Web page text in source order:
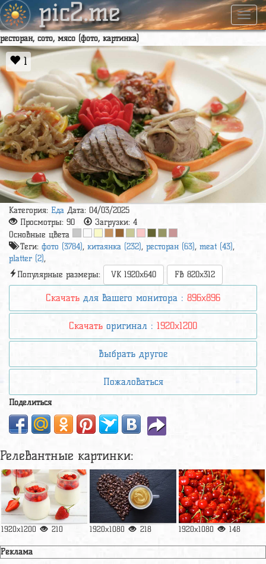
pic2.me
ресторан, сото, мясо (фото, картинка)
1
Категория: Еда Дата: 04/03/2025
Просмотры: 90 Загрузки: 4
Основные цвета
Теги: фото (3784), китаянка (232), ресторан (63), meat (43),
platter (2),
Популярные размеры:
VK 1920x640 FB 820x312
Скачать для вашего монитора : 896x896
Скачать оригинал : 1920x1200
Выбрать другое
Пожаловаться
Поделиться
Релевантные картинки:
1920x1200 210 1920x1080 218 1920x1080 148
Реклама